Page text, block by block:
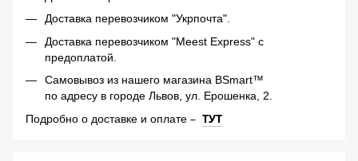
Доставка перевозчиком "Укрпочта".
Доставка перевозчиком "Meest Express" с
предоплатой.
Самовывоз из нашего магазина BSmart™
по адресу в городе Львов, ул. Ерошенка, 2.
Подробно о доставке и оплате – ТУТ